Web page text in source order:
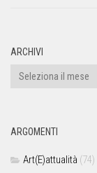
ARCHIVI
ARGOMENTI
Art(E)attualità (74)